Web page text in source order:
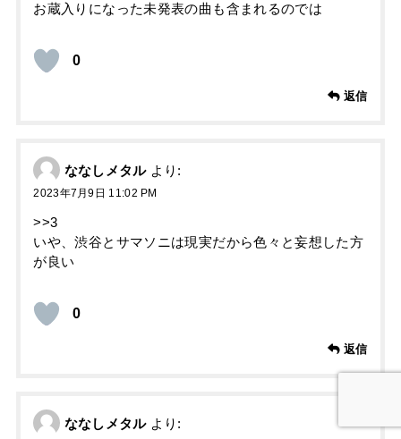
お蔵入りになった未発表の曲も含まれるのでは
0
返信
ななしメタル より:
2023年7月9日 11:02 PM
>>3
いや、渋谷とサマソニは現実だから色々と妄想した方
が良い
0
返信
ななしメタル より: